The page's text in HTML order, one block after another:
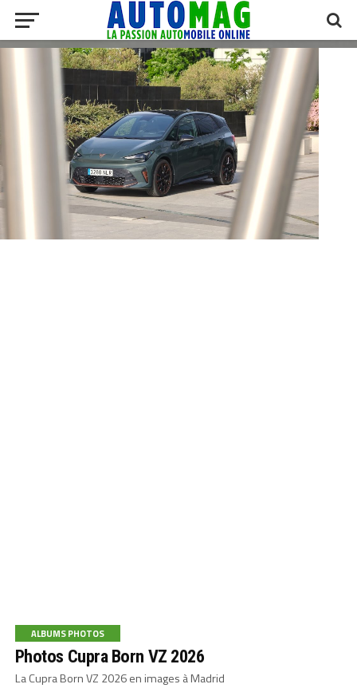
ALBUMS PHOTOS
Photos Cupra Born VZ 2026
La Cupra Born VZ 2026 en images à Madrid